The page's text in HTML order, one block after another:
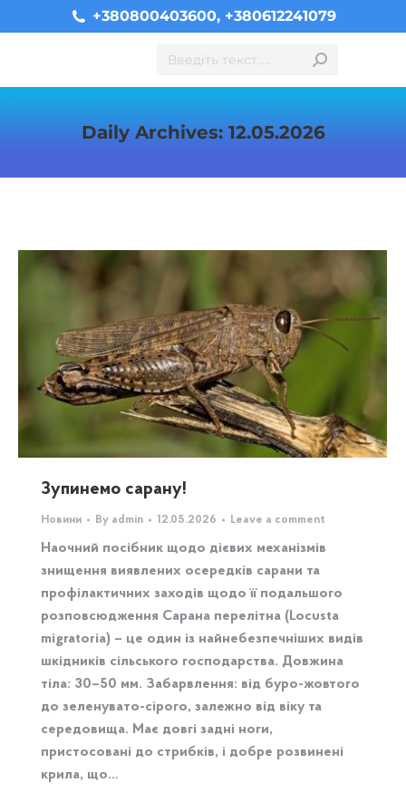
+380800403600, +380612241079
Search:
Daily Archives: 12.05.2026
Зупинемо сарану!
Новини By admin 12.05.2026 Leave a comment
Наочний посібник щодо дієвих механізмів
знищення виявлених осередків сарани та
профілактичних заходів щодо її подальшого
розповсюдження Сарана перелітна (Locusta
migratoria) – це один із найнебезпечніших видів
шкідників сільського господарства. Довжина
тіла: 30–50 мм. Забарвлення: від буро-жовтого
до зеленувато-сірого, залежно від віку та
середовища. Має довгі задні ноги,
пристосовані до стрибків, і добре розвинені
крила, що…